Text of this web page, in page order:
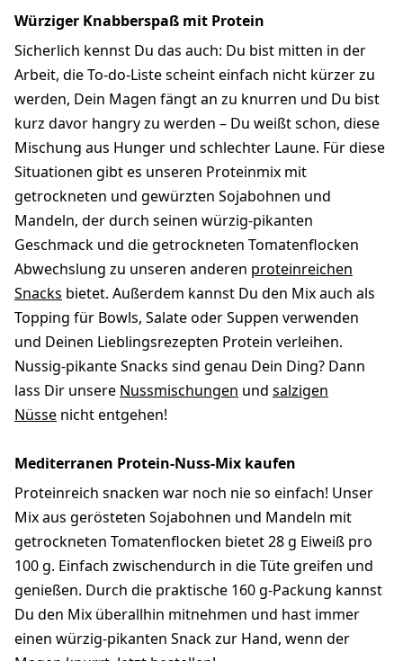
Würziger Knabberspaß mit Protein
Sicherlich kennst Du das auch: Du bist mitten in der
Arbeit, die To-do-Liste scheint einfach nicht kürzer zu
werden, Dein Magen fängt an zu knurren und Du bist
kurz davor hangry zu werden – Du weißt schon, diese
Mischung aus Hunger und schlechter Laune. Für diese
Situationen gibt es unseren Proteinmix mit
getrockneten und gewürzten Sojabohnen und
Mandeln, der durch seinen würzig-pikanten
Geschmack und die getrockneten Tomatenflocken
Abwechslung zu unseren anderen proteinreichen
Snacks bietet. Außerdem kannst Du den Mix auch als
Topping für Bowls, Salate oder Suppen verwenden
und Deinen Lieblingsrezepten Protein verleihen.
Nussig-pikante Snacks sind genau Dein Ding? Dann
lass Dir unsere Nussmischungen und salzigen
Nüsse nicht entgehen!
Mediterranen Protein-Nuss-Mix kaufen
Proteinreich snacken war noch nie so einfach! Unser
Mix aus gerösteten Sojabohnen und Mandeln mit
getrockneten Tomatenflocken bietet 28 g Eiweiß pro
100 g. Einfach zwischendurch in die Tüte greifen und
genießen. Durch die praktische 160 g-Packung kannst
Du den Mix überallhin mitnehmen und hast immer
einen würzig-pikanten Snack zur Hand, wenn der